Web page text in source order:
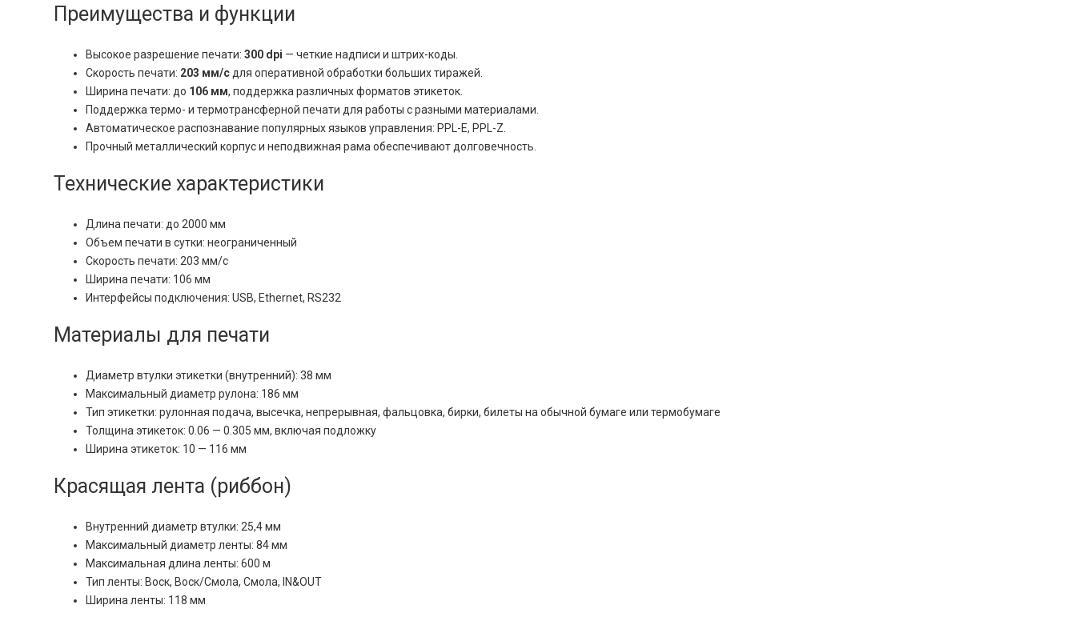
Преимущества и функции
Высокое разрешение печати: 300 dpi — четкие надписи и штрих-коды.
Скорость печати: 203 мм/с для оперативной обработки больших тиражей.
Ширина печати: до 106 мм, поддержка различных форматов этикеток.
Поддержка термо- и термотрансферной печати для работы с разными материалами.
Автоматическое распознавание популярных языков управления: PPL-E, PPL-Z.
Прочный металлический корпус и неподвижная рама обеспечивают долговечность.
Технические характеристики
Длина печати: до 2000 мм
Объем печати в сутки: неограниченный
Скорость печати: 203 мм/с
Ширина печати: 106 мм
Интерфейсы подключения: USB, Ethernet, RS232
Материалы для печати
Диаметр втулки этикетки (внутренний): 38 мм
Максимальный диаметр рулона: 186 мм
Тип этикетки: рулонная подача, высечка, непрерывная, фальцовка, бирки, билеты на обычной бумаге или термобумаге
Толщина этикеток: 0.06 — 0.305 мм, включая подложку
Ширина этикеток: 10 — 116 мм
Красящая лента (риббон)
Внутренний диаметр втулки: 25,4 мм
Максимальный диаметр ленты: 84 мм
Максимальная длина ленты: 600 м
Тип ленты: Воск, Воск/Смола, Смола, IN&OUT
Ширина ленты: 118 мм